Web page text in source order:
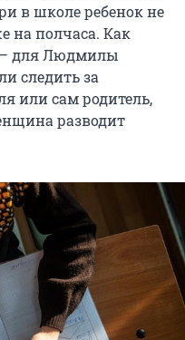
в школе ребенок не
на полчаса. Как
— для Людмилы
следить за
или сам родитель,
разводит